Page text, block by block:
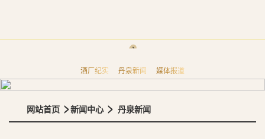
酒厂纪实 丹泉新闻 媒体报道
网站首页 >新闻中心> 丹泉新闻